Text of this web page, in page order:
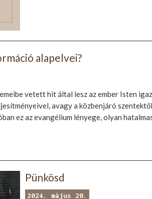
alapelvei?
vetett hit által lesz az ember Isten
avagy a közbenjáró
ez az evangélium lényege, olyan
Pünkösd
2024. május 20.